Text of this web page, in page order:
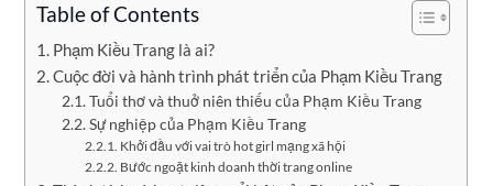
Table of Contents
Phạm Kiều Trang là ai?
Cuộc đời và hành trình phát triển của Phạm Kiều Trang
Tuổi thơ và thuở niên thiếu của Phạm Kiều Trang
Sự nghiệp của Phạm Kiều Trang
Khởi đầu với vai trò hot girl mạng xã hội
Bước ngoặt kinh doanh thời trang online